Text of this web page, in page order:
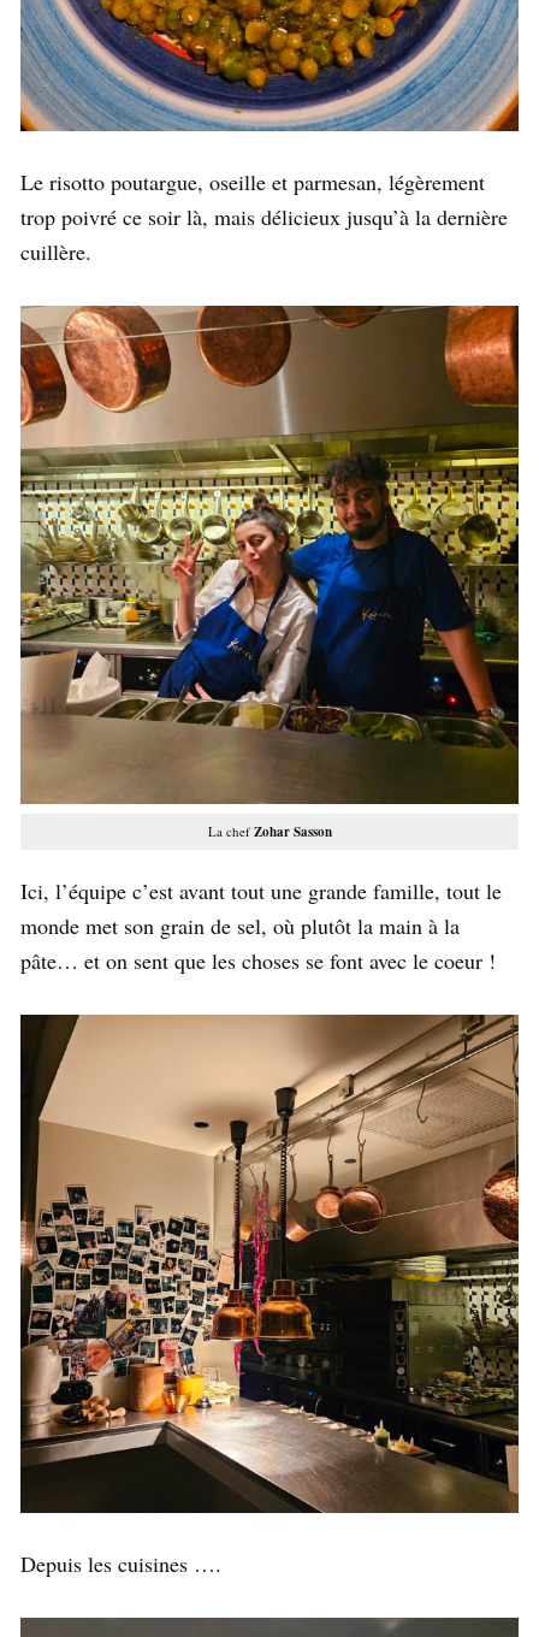
Le risotto poutargue, oseille et parmesan, légèrement
trop poivré ce soir là, mais délicieux jusqu’à la dernière
cuillère.
La chef Zohar Sasson
Ici, l’équipe c’est avant tout une grande famille, tout le
monde met son grain de sel, où plutôt la main à la
pâte… et on sent que les choses se font avec le coeur !
Depuis les cuisines ….